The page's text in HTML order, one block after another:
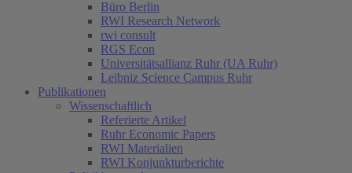
Büro Berlin
RWI Research Network
rwi consult
RGS Econ
Universitätsallianz Ruhr (UA Ruhr)
Leibniz Science Campus Ruhr
Publikationen
Wissenschaftlich
Referierte Artikel
Ruhr Economic Papers
RWI Materialien
RWI Konjunkturberichte